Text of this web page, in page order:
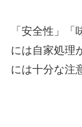
「安全性」
には自家処理
には十分な注